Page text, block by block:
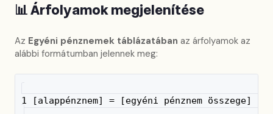
📊Árfolyamok megjelenítése
Az Egyéni pénznemek táblázatában az árfolyamok az
alábbi formátumban jelennek meg:
1 [alappénznem] = [egyéni pénznem összege]